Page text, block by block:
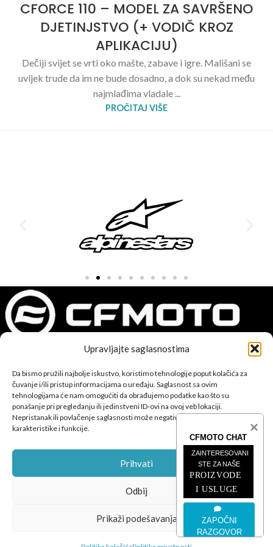
Upravljajte saglasnostima
Da bismo pružili najbolje iskustvo, koristimo tehnologije poput kolačića za
čuvanje i/ili pristup informacijama o uređaju. Saglasnost sa ovim
tehnologijama će nam omogućiti da obrađujemo podatke kao što su
ponašanje pri pregledanju ili jedinstveni ID-ovi na ovoj veb lokaciji.
Nepristanak ili povlačenje saglasnosti može negativno uticati na određene
karakteristike i funkcije.
Prihvati
Odbij
Prikaži podešavanja
CFORCE 110 – MODEL ZA SAVRŠENO
DJETINJSTVO (+ VODIČ KROZ
APLIKACIJU)
Dečiji svijet se vrti oko mašte, zabave i igre. Mališani se
uvijek trude da im ne bude dosadno, a dok su nekad među
najmlađima vladale ...
PROČITAJ VIŠE
savršene performanse, pouzdanost i maksimalno uzbuđenje u
svakoj vožnji.
POSLJEDNJE SA BLOGA
CFMOTO CHAT
ZAINTERESOVANI
STE ZA NAŠE
ZAPOČNI
RAZGOVOR
PROIZVODE
I USLUGE